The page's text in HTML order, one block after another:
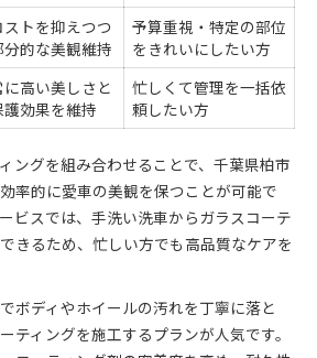
ストを抑えつつ
分的な美観維持
予算重視・特定の部位
をきれいにしたい方
に高い美しさと
護効果を維持
忙しくて管理を一括依
頼したい方
ングを組み合わせることで、千葉県柏市
率的に愛車の美観を保つことが可能で
ビスでは、手洗い洗車からガラスコーテ
きるため、忙しい方でも高品質なケアを
ボディやホイールの汚れを丁寧に落と
ティングを施工するプランが人気です。